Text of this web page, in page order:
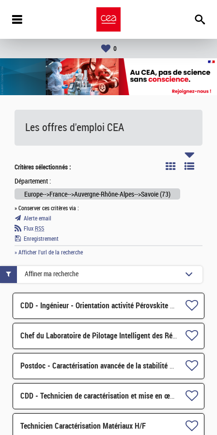
0
Les offres d'emploi CEA
Critères sélectionnés :
Département :
Europe-->France-->Auvergne-Rhône-Alpes-->Savoie (73)
» Conserver ces critères via :
Alerte email
Flux RSS
Enregistrement
» Afficher l'url de la recherche
CDD - Ingénieur - Orientation activité Pérovskite pour applications spatiales H/F
Chef du Laboratoire de Pilotage Intelligent des Réseaux Electriques (LIRE) H/F
Postdoc - Caractérisation avancée de la stabilité des cellules photovoltaïques tandem H/F
CDD - Technicien de caractérisation et mise en œuvre de matériaux pour les modules photovoltaïques H/F
Technicien Caractérisation Matériaux H/F
Affiner ma recherche